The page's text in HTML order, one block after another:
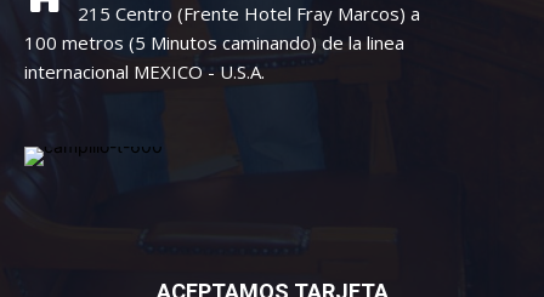
215 Centro (Frente Hotel Fray Marcos) a
100 metros (5 Minutos caminando) de la linea
internacional MEXICO - U.S.A.
ACEPTAMOS TARJETA